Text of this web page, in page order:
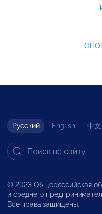
Русский English 中文
© 2023 Общероссийская
и среднего
Все права защищены.